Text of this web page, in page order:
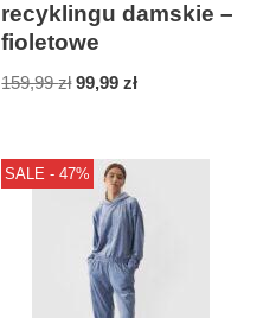
recyklingu damskie –
fioletowe
159,99zł 99,99zł
SALE - 47%